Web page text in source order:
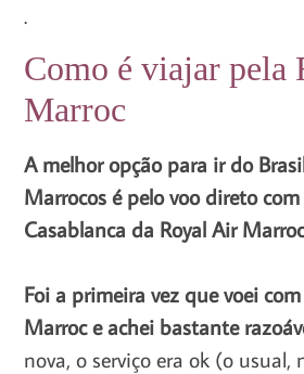
.
Como é viajar pela
Marroc
A melhor opção para ir do
Marrocos é pelo voo direto
Casablanca da Royal Air
Foi a primeira vez que voei
Marroc e achei bastante
nova, o serviço era ok (o usual,